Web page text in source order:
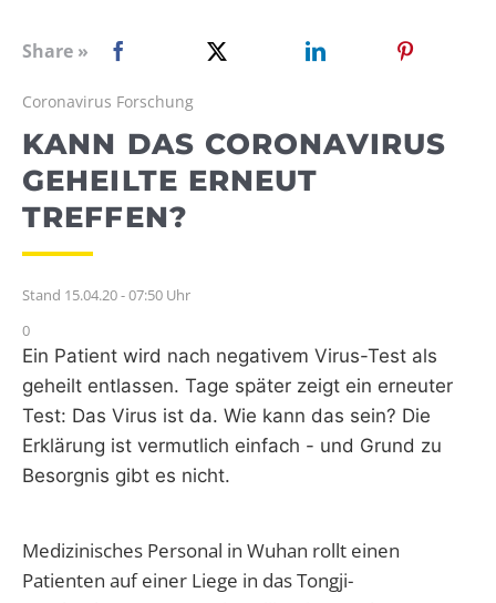
Share »
Coronavirus Forschung
KANN DAS CORONAVIRUS
GEHEILTE ERNEUT
TREFFEN?
Stand 15.04.20 - 07:50 Uhr
0
Ein Patient wird nach negativem Virus-Test als
geheilt entlassen. Tage später zeigt ein erneuter
Test: Das Virus ist da. Wie kann das sein? Die
Erklärung ist vermutlich einfach - und Grund zu
Besorgnis gibt es nicht.
Medizinisches Personal in Wuhan rollt einen
Patienten auf einer Liege in das Tongji-